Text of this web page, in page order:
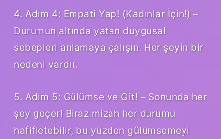
4. Adım 4: Empati Yap! (Kadınlar İçin!) –
Durumun altında yatan duygusal
sebepleri anlamaya çalışın. Her şeyin bir
nedeni vardır.
5. Adım 5: Gülümse ve Git! – Sonunda her
şey geçer! Biraz mizah her durumu
hafifletebilir, bu yüzden gülümsemeyi